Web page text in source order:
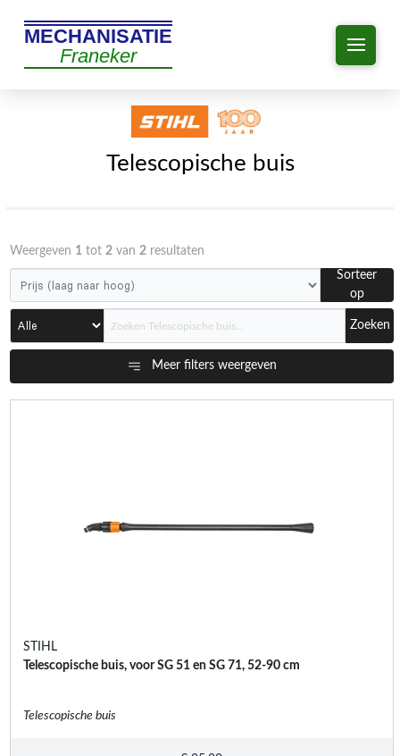
MECHANISATIE
Franeker
Telescopische buis
Weergeven 1tot 2van 2resultaten
Sorteer
op
Zoeken
Meer filters weergeven
STIHL
Telescopische buis, voor SG 51 en SG 71, 52-90 cm
Telescopische buis